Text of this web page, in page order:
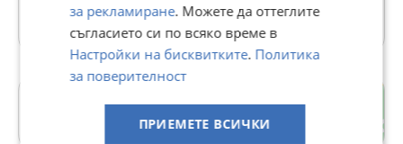
1819 Обяви
гр. Петрич
за рекламиране. Можете да оттеглите
съгласието си по всяко време в
Настройки на бисквитките. Политика
за поверителност
ПРИЕМЕТЕ ВСИЧКИ